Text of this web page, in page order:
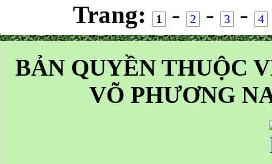
Trang: 1 - 2 - 3 - 4
BẢN QUYỀN THUỘC
VÕ PHƯƠNG